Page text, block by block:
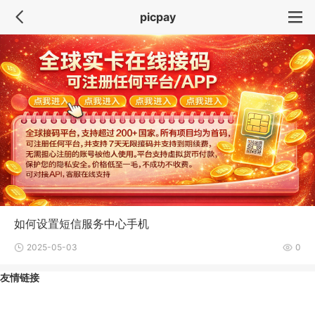
picpay
如何设置短信服务中心手机
2025-05-03 0
友情链接